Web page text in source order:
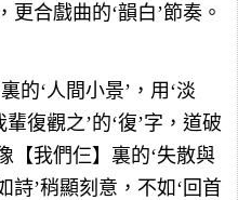
更合戲曲的‘韻白’節奏。
的‘人間小景’，用‘淡
復觀之’的‘復’字，道破
【我們仨】裏的‘失散與
詩’稍顯刻意，不如‘回首